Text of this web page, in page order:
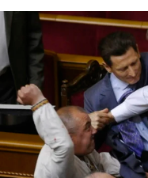
berlin
nord
wahrheit
verlag
verlag